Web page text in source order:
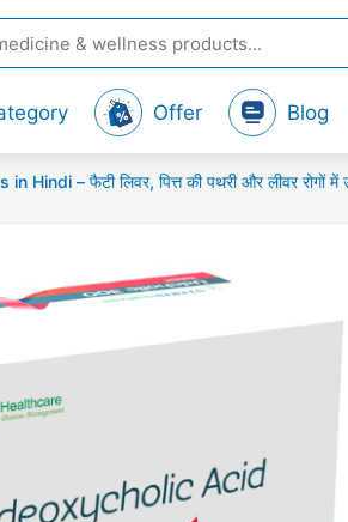
Offer Blog
– फैटी लिवर, पित्त की पथरी और लीवर रोगों में